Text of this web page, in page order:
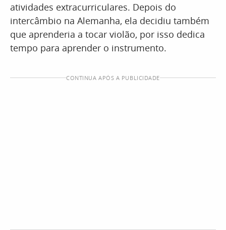
atividades extracurriculares. Depois do
intercâmbio na Alemanha, ela decidiu também
que aprenderia a tocar violão, por isso dedica
tempo para aprender o instrumento.
CONTINUA APÓS A PUBLICIDADE